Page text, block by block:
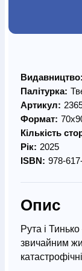
Видавництво:
Палітурка:
Артикул:
Формат:
Кількість
Рік: 2025
ISBN: 978-
Опис
Рута і
звичайним